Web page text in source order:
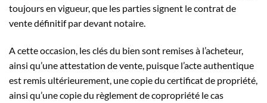
toujours en vigueur, que les parties signent le contrat de
vente définitif par devant notaire.
A cette occasion, les clés du bien sont remises à l’acheteur,
ainsi qu’une attestation de vente, puisque l’acte authentique
est remis ultérieurement, une copie du certificat de propriété,
ainsi qu’une copie du règlement de copropriété le cas